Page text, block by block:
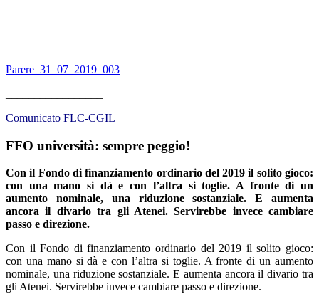
Parere_31_07_2019_003
Comunicato FLC-CGIL
FFO università: sempre peggio!
Con il Fondo di finanziamento ordinario del 2019 il solito gioco:
con una mano si dà e con l’altra si toglie. A fronte di un
aumento nominale, una riduzione sostanziale. E aumenta
ancora il divario tra gli Atenei. Servirebbe invece cambiare
passo e direzione.
Con il Fondo di finanziamento ordinario del 2019 il solito gioco:
con una mano si dà e con l’altra si toglie. A fronte di un aumento
nominale, una riduzione sostanziale. E aumenta ancora il divario tra
gli Atenei. Servirebbe invece cambiare passo e direzione.